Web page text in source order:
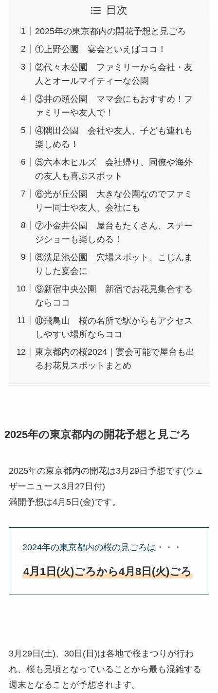
目次
2025年の東京都内の開花予想と見ごろ
①上野公園 宴会といえばココ！
②代々木公園 ファミリーから会社・友
人とオールマイティーな公園
③井の頭公園 ママ会にもおすすめ！フ
ァミリーや友人で！
④隅田公園 会社や友人、子ども連れも
楽しめる！
⑤六本木ヒルズ 会社帰り、同僚や海外
の友人も喜ぶスポット
⑥光が丘公園 大きな公園なのでファミ
リー同士や友人、会社にも
⑦小金井公園 屋台もたくさん、ステー
ジショーも楽しめる！
⑧洗足池公園 穴場スポット、こじんま
りした宴会に
⑨新宿中央公園 新宿でお花見集合する
ならココ
⑩飛鳥山 桜の名所で駅からもアクセス
しやすい場所ならココ
東京都内の桜2024｜宴会可能で屋台も出
るお花見スポットまとめ
2025年の東京都内の開花予想と見ごろ
2025年の東京都内の開花は3月29日予想です(ウェ
ザーニュース3月27日付)
満開予想は4月5日(金)です。
2024年の東京都内の桜の見ごろは・・・
4月1日(火)ごろから4月8日(火)ごろ
3月29日(土)、30日(日)は各地で桜まつりが行わ
れ、桜も見頃となっていることから最も混雑する
週末となることが予想されます。